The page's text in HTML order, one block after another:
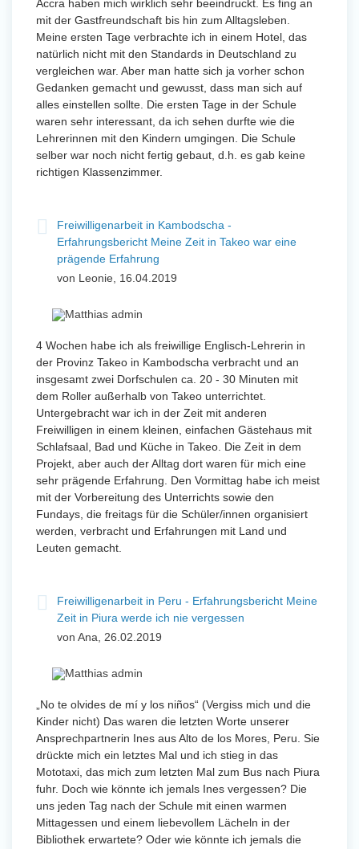
Accra haben mich wirklich sehr beeindruckt. Es fing an
mit der Gastfreundschaft bis hin zum Alltagsleben.
Meine ersten Tage verbrachte ich in einem Hotel, das
natürlich nicht mit den Standards in Deutschland zu
vergleichen war. Aber man hatte sich ja vorher schon
Gedanken gemacht und gewusst, dass man sich auf
alles einstellen sollte. Die ersten Tage in der Schule
waren sehr interessant, da ich sehen durfte wie die
Lehrerinnen mit den Kindern umgingen. Die Schule
selber war noch nicht fertig gebaut, d.h. es gab keine
richtigen Klassenzimmer.
Freiwilligenarbeit in Kambodscha -
Erfahrungsbericht Meine Zeit in Takeo war eine
prägende Erfahrung
von Leonie, 16.04.2019
4 Wochen habe ich als freiwillige Englisch-Lehrerin in
der Provinz Takeo in Kambodscha verbracht und an
insgesamt zwei Dorfschulen ca. 20 - 30 Minuten mit
dem Roller außerhalb von Takeo unterrichtet.
Untergebracht war ich in der Zeit mit anderen
Freiwilligen in einem kleinen, einfachen Gästehaus mit
Schlafsaal, Bad und Küche in Takeo. Die Zeit in dem
Projekt, aber auch der Alltag dort waren für mich eine
sehr prägende Erfahrung. Den Vormittag habe ich meist
mit der Vorbereitung des Unterrichts sowie den
Fundays, die freitags für die Schüler/innen organisiert
werden, verbracht und Erfahrungen mit Land und
Leuten gemacht.
Freiwilligenarbeit in Peru - Erfahrungsbericht Meine
Zeit in Piura werde ich nie vergessen
von Ana, 26.02.2019
„No te olvides de mí y los niños“ (Vergiss mich und die
Kinder nicht) Das waren die letzten Worte unserer
Ansprechpartnerin Ines aus Alto de los Mores, Peru. Sie
drückte mich ein letztes Mal und ich stieg in das
Mototaxi, das mich zum letzten Mal zum Bus nach Piura
fuhr. Doch wie könnte ich jemals Ines vergessen? Die
uns jeden Tag nach der Schule mit einen warmen
Mittagessen und einem liebevollem Lächeln in der
Bibliothek erwartete? Oder wie könnte ich jemals die